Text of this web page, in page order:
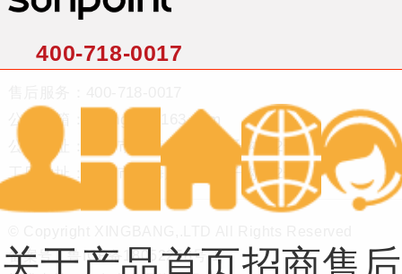
400-718-0017
公司邮箱：xbangzs@163.com
公司地址：青岛市西海岸新区台子沟132号
工厂地址：青岛市西海岸新区台子沟132号
备案号：鲁ICP备18052258号-1
关于产品首页招商售后